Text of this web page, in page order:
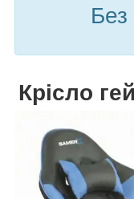
Без
Крісло